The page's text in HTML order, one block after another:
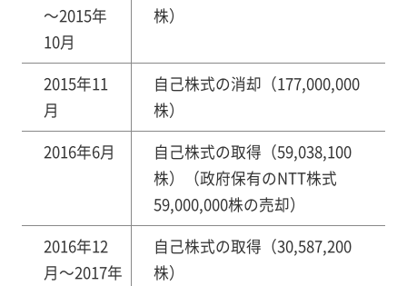
～2015年
10月
株）
2015年11
月
自己株式の消却（177,000,000
株）
2016年6月
自己株式の取得（59,038,100
株）（政府保有のNTT株式
59,000,000株の売却）
2016年12
月～2017年
自己株式の取得（30,587,200
株）